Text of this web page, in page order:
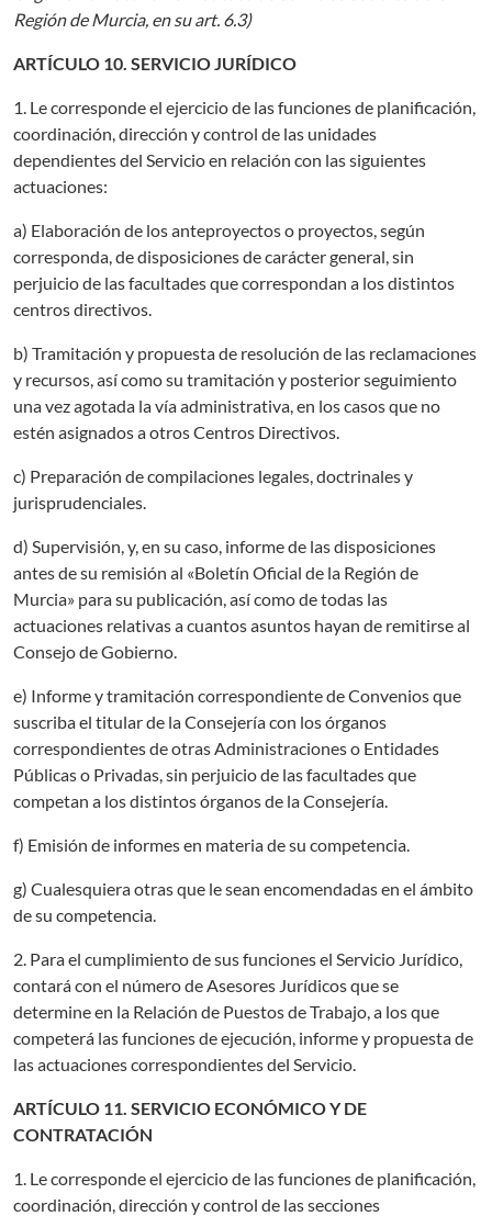
Región de Murcia, en su art. 6.3)
ARTÍCULO 10. SERVICIO JURÍDICO
1. Le corresponde el ejercicio de las funciones de planificación,
coordinación, dirección y control de las unidades
dependientes del Servicio en relación con las siguientes
actuaciones:
a) Elaboración de los anteproyectos o proyectos, según
corresponda, de disposiciones de carácter general, sin
perjuicio de las facultades que correspondan a los distintos
centros directivos.
b) Tramitación y propuesta de resolución de las reclamaciones
y recursos, así como su tramitación y posterior seguimiento
una vez agotada la vía administrativa, en los casos que no
estén asignados a otros Centros Directivos.
c) Preparación de compilaciones legales, doctrinales y
jurisprudenciales.
d) Supervisión, y, en su caso, informe de las disposiciones
antes de su remisión al «Boletín Oficial de la Región de
Murcia» para su publicación, así como de todas las
actuaciones relativas a cuantos asuntos hayan de remitirse al
Consejo de Gobierno.
e) Informe y tramitación correspondiente de Convenios que
suscriba el titular de la Consejería con los órganos
correspondientes de otras Administraciones o Entidades
Públicas o Privadas, sin perjuicio de las facultades que
competan a los distintos órganos de la Consejería.
f) Emisión de informes en materia de su competencia.
g) Cualesquiera otras que le sean encomendadas en el ámbito
de su competencia.
2. Para el cumplimiento de sus funciones el Servicio Jurídico,
contará con el número de Asesores Jurídicos que se
determine en la Relación de Puestos de Trabajo, a los que
competerá las funciones de ejecución, informe y propuesta de
las actuaciones correspondientes del Servicio.
ARTÍCULO 11. SERVICIO ECONÓMICO Y DE
CONTRATACIÓN
1. Le corresponde el ejercicio de las funciones de planificación,
coordinación, dirección y control de las secciones